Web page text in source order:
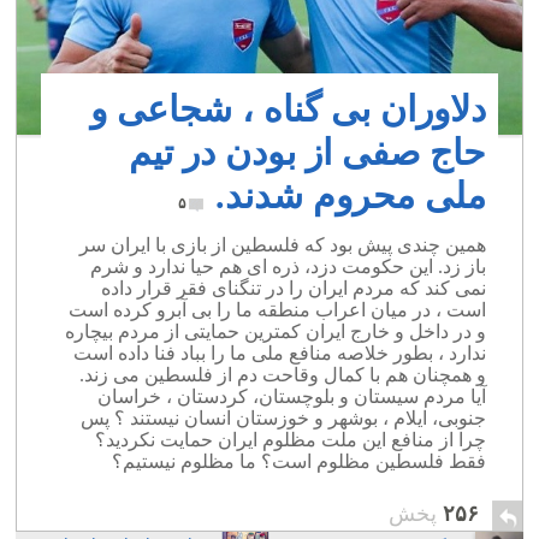
دلاوران بی گناه ، شجاعی و
حاج صفی از بودن در تیم
ملی محروم شدند.
۵
همین چندی پیش بود که فلسطین از بازی با ایران سر
باز زد. این حکومت دزد، ذره ای هم حیا ندارد و شرم
نمی کند که مردم ایران را در تنگنای فقر قرار داده
است ، در میان اعراب منطقه ما را بی آبرو کرده است
و در داخل و خارج ایران کمترین حمایتی از مردم بیچاره
ندارد ، بطور خلاصه منافع ملی ما را بباد فنا داده است
و همچنان هم با کمال وقاحت دم از فلسطین می زند.
آیا مردم سیستان و بلوچستان، کردستان ، خراسان
جنوبی، ایلام ، بوشهر و خوزستان انسان نیستند ؟ پس
چرا از منافع این ملت مظلوم ایران حمایت نکردید؟
فقط فلسطین مظلوم است؟ ما مظلوم نیستیم؟
۲۵۶ پخش